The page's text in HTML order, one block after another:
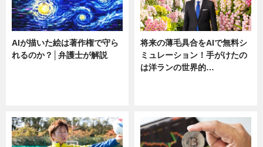
AIが描いた絵は著作権で守ら
れるのか？│弁護士が解説
将来の薄毛具合をAIで無料シ
ミュレーション！手がけたの
は洋ランの世界的…